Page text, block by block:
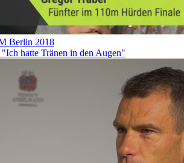
Berlin 2018
hatte Tränen in den Augen"